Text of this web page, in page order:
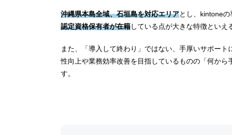
沖縄県本島全域、石垣島を対応エリアとし、kintone
認定資格保有者が在籍している点が大きな特徴といえ
また、「導入して終わり」ではない、手厚いサポー
性向上や業務効率改善を目指しているものの「何か
す。